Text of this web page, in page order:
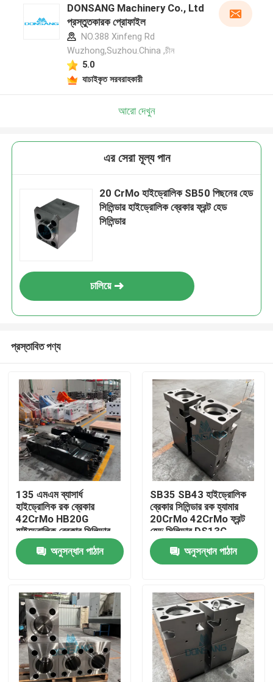
বাড়ি
পণ্য
VR প্রদর্শন
DONSANG Machinery Co., Ltd
প্রস্তুতকারক প্রোফাইল
NO.388 Xinfeng Rd
Wuzhong,Suzhou.China ,চীন
5.0
যাচাইকৃত সরবরাহকারী
আরো দেখুন
এর সেরা মূল্য পান
20 CrMo হাইড্রোলিক SB50 পিছনের হেড
সিলিন্ডার হাইড্রোলিক ব্রেকার ফ্রন্ট হেড
সিলিন্ডার
চালিয়ে
প্রস্তাবিত পণ্য
135 এমএম ব্যাসার্ধ
হাইড্রোলিক রক ব্রেকার
42CrMo HB20G
হাইড্রোলিক ব্রেকার সিলিন্ডার
রক DS13C হ্যামার রিপ্লেস
পার্টস
অনুসন্ধান পাঠান
SB35 SB43 হাইড্রোলিক
ব্রেকার সিলিন্ডার রক হ্যামার
20CrMo 42CrMo ফ্রন্ট
হেড সিলিন্ডার DS13C
অনুসন্ধান পাঠান